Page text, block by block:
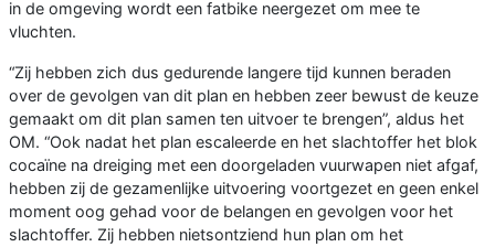
in de omgeving wordt een fatbike neergezet om mee te
vluchten.
“Zij hebben zich dus gedurende langere tijd kunnen beraden
over de gevolgen van dit plan en hebben zeer bewust de keuze
gemaakt om dit plan samen ten uitvoer te brengen”, aldus het
OM. “Ook nadat het plan escaleerde en het slachtoffer het blok
cocaïne na dreiging met een doorgeladen vuurwapen niet afgaf,
hebben zij de gezamenlijke uitvoering voortgezet en geen enkel
moment oog gehad voor de belangen en gevolgen voor het
slachtoffer. Zij hebben nietsontziend hun plan om het